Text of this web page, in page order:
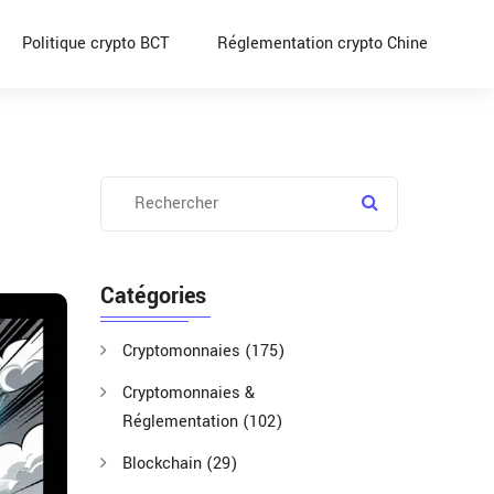
Politique crypto BCT Réglementation crypto Chine
Catégories
Cryptomonnaies (175)
Cryptomonnaies &
Réglementation (102)
Blockchain (29)